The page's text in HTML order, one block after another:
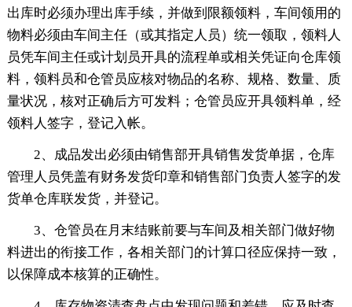
出库时必须办理出库手续，并做到限额领料，车间领用的
物料必须由车间主任（或其指定人员）统一领取，领料人
员凭车间主任或计划员开具的流程单或相关凭证向仓库领
料，领料员和仓管员应核对物品的名称、规格、数量、质
量状况，核对正确后方可发料；仓管员应开具领料单，经
领料人签字，登记入帐。
2、成品发出必须由销售部开具销售发货单据，仓库
管理人员凭盖有财务发货印章和销售部门负责人签字的发
货单仓库联发货，并登记。
3、仓管员在月末结账前要与车间及相关部门做好物
料进出的衔接工作，各相关部门的计算口径应保持一致，
以保障成本核算的正确性。